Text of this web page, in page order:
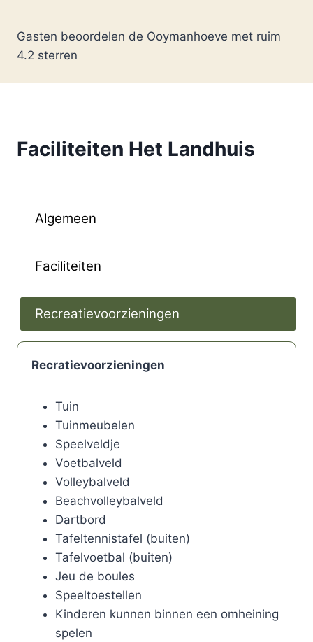
Gasten beoordelen de Ooymanhoeve met ruim
4.2 sterren
Faciliteiten Het Landhuis
Algemeen
Faciliteiten
Recreatievoorzieningen
Recratievoorzieningen
Tuin
Tuinmeubelen
Speelveldje
Voetbalveld
Volleybalveld
Beachvolleybalveld
Dartbord
Tafeltennistafel (buiten)
Tafelvoetbal (buiten)
Jeu de boules
Speeltoestellen
Kinderen kunnen binnen een omheining
spelen